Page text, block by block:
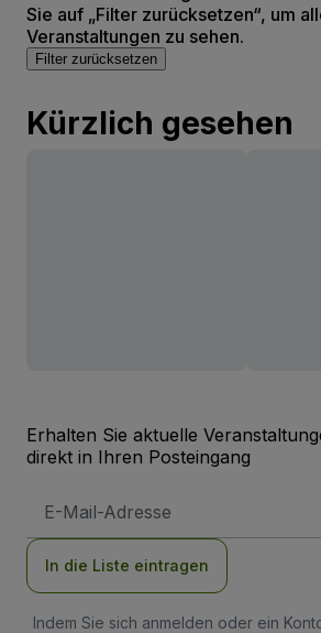
Sie auf „Filter zurücksetzen“, um
Veranstaltungen zu sehen.
Filter zurücksetzen
Kürzlich gesehen
Erhalten Sie aktuelle
direkt in Ihren Posteingang
Mail-
In die Liste eintragen
Indem Sie sich anmelden oder ein